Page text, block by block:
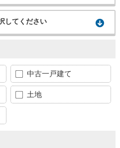
してください
中古一戸建て
土地